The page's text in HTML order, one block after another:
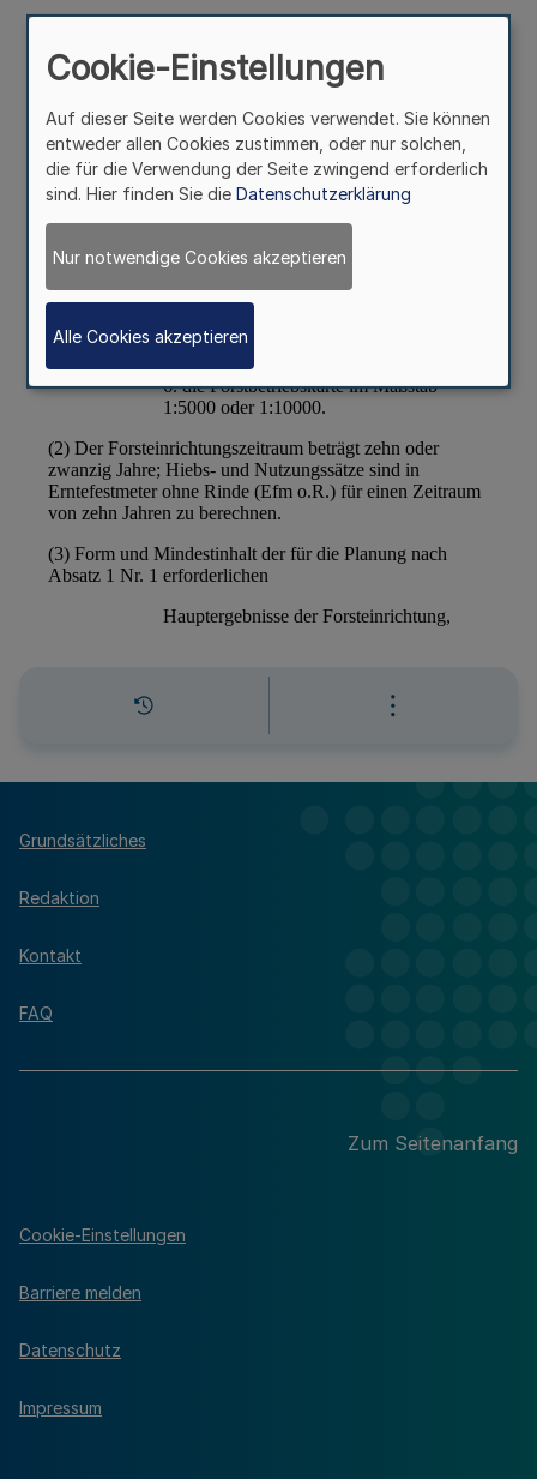
Grundsätzliches
Redaktion
Kontakt
FAQ
Zum Seitenanfang
Cookie-Einstellungen
Barriere melden
Datenschutz
Impressum
Cookie-Einstellungen
Auf dieser Seite werden Cookies verwendet. Sie können
entweder allen Cookies zustimmen, oder nur solchen,
die für die Verwendung der Seite zwingend erforderlich
sind. Hier finden Sie die Datenschutzerklärung
Nur notwendige Cookies akzeptieren
Alle Cookies akzeptieren